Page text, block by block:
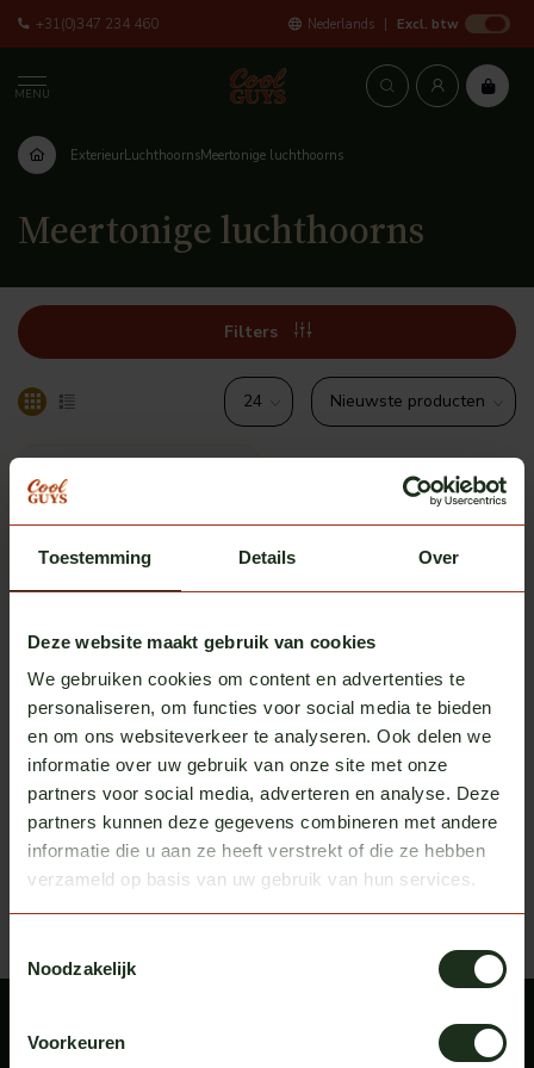
Toestemming Details Over
Deze website maakt gebruik van cookies
We gebruiken cookies om content en advertenties te
personaliseren, om functies voor social media te bieden
en om ons websiteverkeer te analyseren. Ook delen we
informatie over uw gebruik van onze site met onze
partners voor social media, adverteren en analyse. Deze
partners kunnen deze gegevens combineren met andere
informatie die u aan ze heeft verstrekt of die ze hebben
verzameld op basis van uw gebruik van hun services.
Noodzakelijk
Voorkeuren
+31(0)347 234 460 Nederlands Excl. btw
MENU
ExterieurLuchthoornsMeertonige luchthoorns
Meertonige luchthoorns
Filters
Hi-Do
Turkse Fluit 24V
€ 32,90Excl. btw
Recent bekeken Bekijk alle producten